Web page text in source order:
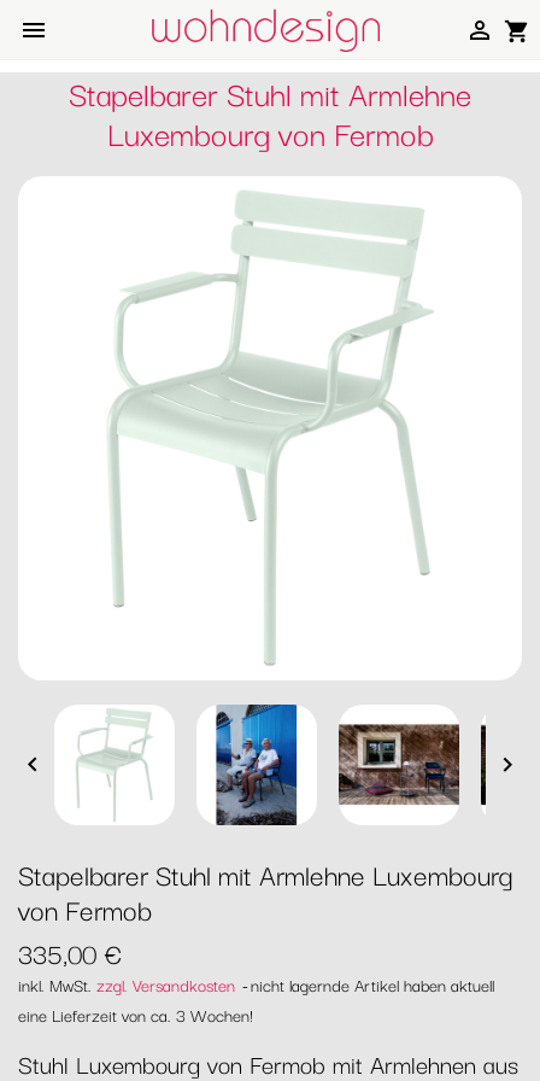
 shopping_cart

Stapelbarer Stuhl mit Armlehne
Luxembourg von Fermob
 
Stapelbarer Stuhl mit Armlehne Luxembourg
von Fermob
335,00 €
inkl. MwSt. zzgl. Versandkosten nicht lagernde Artikel haben aktuell
eine Lieferzeit von ca. 3 Wochen!
Stuhl Luxembourg von Fermob mit Armlehnen aus